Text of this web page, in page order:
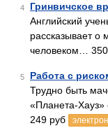
4 Гринвичское
Английский
рассказывает о
человеком…
5 Работа с
Трудно быть
«Планета-Хауз»
249 руб